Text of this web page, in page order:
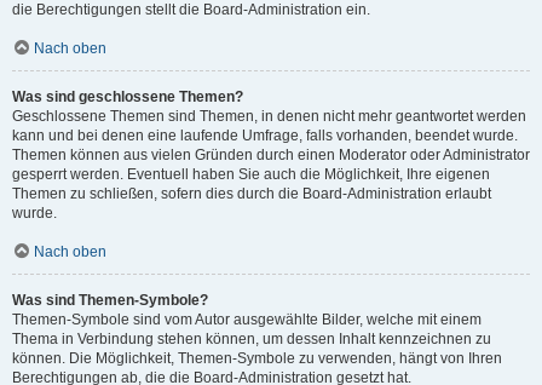
die Berechtigungen stellt die Board-Administration ein.
Nach oben
Was sind geschlossene Themen?
Geschlossene Themen sind Themen, in denen nicht mehr geantwortet werden
kann und bei denen eine laufende Umfrage, falls vorhanden, beendet wurde.
Themen können aus vielen Gründen durch einen Moderator oder Administrator
gesperrt werden. Eventuell haben Sie auch die Möglichkeit, Ihre eigenen
Themen zu schließen, sofern dies durch die Board-Administration erlaubt
wurde.
Nach oben
Was sind Themen-Symbole?
Themen-Symbole sind vom Autor ausgewählte Bilder, welche mit einem
Thema in Verbindung stehen können, um dessen Inhalt kennzeichnen zu
können. Die Möglichkeit, Themen-Symbole zu verwenden, hängt von Ihren
Berechtigungen ab, die die Board-Administration gesetzt hat.